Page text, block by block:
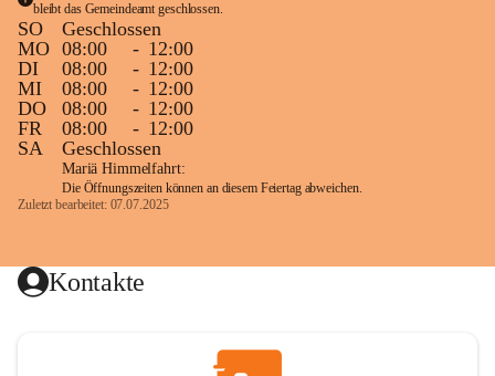
bleibt das Gemeindeamt geschlossen.
SO
Geschlossen
MO 08:00 - 12:00
DI
08:00 - 12:00
MI
08:00 - 12:00
DO
08:00 - 12:00
FR
08:00 - 12:00
SA
Geschlossen
Mariä Himmelfahrt:
Die Öffnungszeiten können an diesem Feiertag abweichen.
Zuletzt bearbeitet: 07.07.2025
Kontakte